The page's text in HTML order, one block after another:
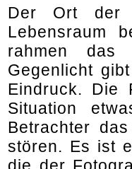
Der Ort der
Lebensraum
rahmen das
Gegenlicht
Eindruck. Die
Situation
Betrachter
stören. Es ist